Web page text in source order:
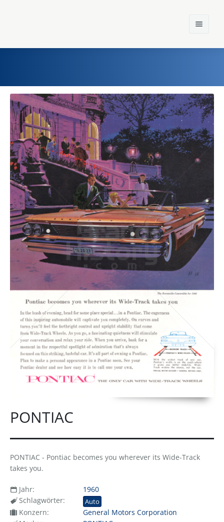
Home
Einst und Heute
Marken
Konzerne
Epoche
PONTIAC
PONTIAC - Pontiac becomes you wherever its Wide-Track
takes you.
Jahr:
1960
Schlagwörter:
Auto
Konzern:
General Motors Corporation